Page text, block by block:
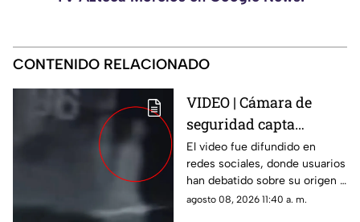
CONTENIDO RELACIONADO
VIDEO | Cámara de
seguridad capta
IMPACTANTE
APARICIÓN fantasmal
en estacionamiento de
residencial
El video fue difundido en
redes sociales, donde usuarios
han debatido sobre su origen y
veracidad.
agosto 08, 2026 11:40 a. m.